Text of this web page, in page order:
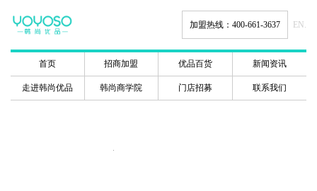
加盟热线：400-661-3637 EN.
首页 招商加盟 优品百货 新闻资讯
走进韩尚优品 韩尚商学院 门店招募 联系我们